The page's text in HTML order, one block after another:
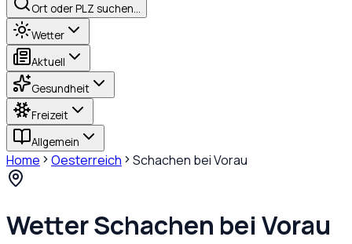
Ort oder PLZ suchen…
Wetter
Aktuell
Gesundheit
Freizeit
Allgemein
Home Oesterreich Schachen bei Vorau
WetterSchachen bei Vorau